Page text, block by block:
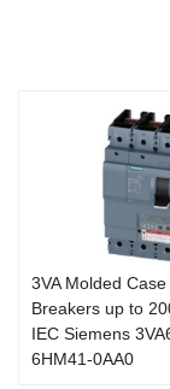
3VA Molded
Breakers up to
IEC Siemens
6HM41-0AA0